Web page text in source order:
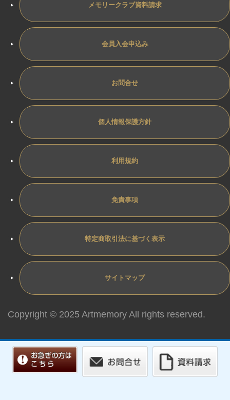
メモリークラブ資料請求
会員入会申込み
お問合せ
個人情報保護方針
利用規約
免責事項
特定商取引法に基づく表示
サイトマップ
Copyright © 2025 Artmemory All rights reserved.